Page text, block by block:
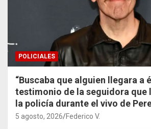
POLICIALES
“Buscaba que alguien llegara a
testimonio de la seguidora que
la policía durante el vivo de
5 agosto, 2026 Federico V.